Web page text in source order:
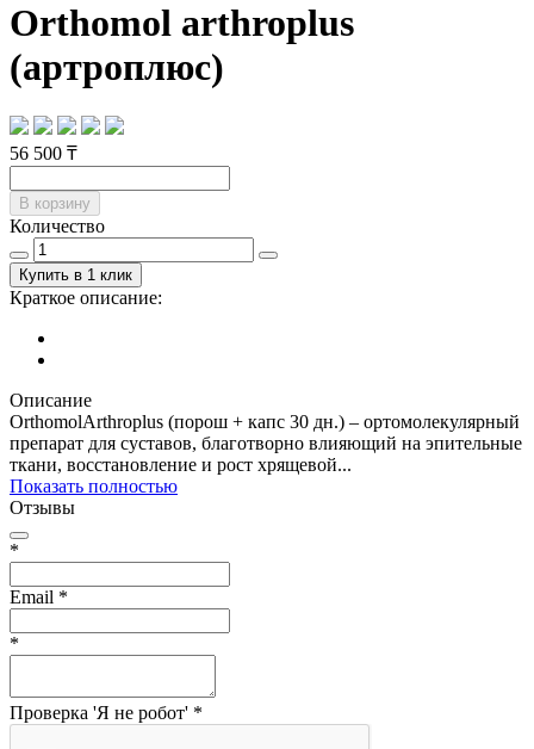
Orthomol arthroplus
(артроплюс)
56 500 ₸
В корзину
Количество
Купить в 1 клик
Краткое описание:
Описание
OrthomolArthroplus (порош + капс 30 дн.) – ортомолекулярный
препарат для суставов, благотворно влияющий на эпительные
ткани, восстановление и рост хрящевой...
Показать полностью
Отзывы
*
Email *
*
Проверка 'Я не робот' *